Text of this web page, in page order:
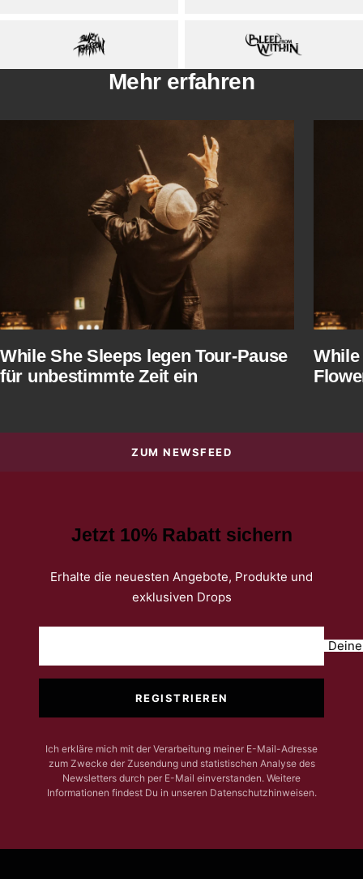
Mehr erfahren
While She Sleeps legen Tour-Pause
für unbestimmte Zeit ein
While
ZUM NEWSFEED
Jetzt 10% Rabatt sichern
Erhalte die neuesten Angebote, Produkte und
exklusiven Drops
REGISTRIEREN
Ich erkläre mich mit der Verarbeitung meiner E-Mail-Adresse
zum Zwecke der Zusendung und statistischen Analyse des
Newsletters durch per E-Mail einverstanden. Weitere
Informationen findest Du in unseren Datenschutzhinweisen.